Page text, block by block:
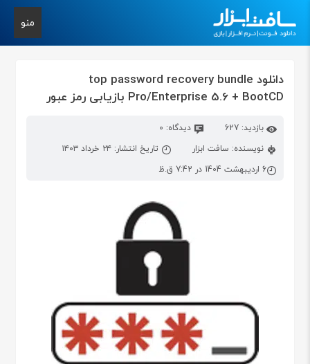
منو
دانلود top password recovery bundle
Pro/Enterprise 5.6 + BootCD بازیابی رمز عبور
بازدید: 627
دیدگاه: 0
نویسنده: سافت ابزار
تاریخ انتشار: ۲۴ خرداد ۱۴۰۳
6 اردیبهشت 1404 در 7:42 ق.ظ